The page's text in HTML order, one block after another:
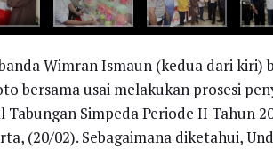
Wimran Ismaun (kedua dari kiri)
bersama usai melakukan prosesi
Tabungan Simpeda Periode II Tahun
(20/02). Sebagaimana diketahui,